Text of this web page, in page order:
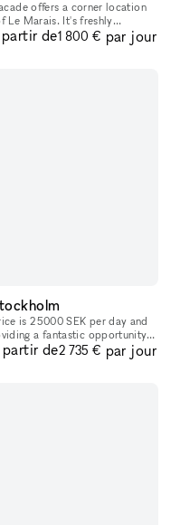
offers a corner location
Le Marais. It's freshly
146 sde1 800 € par jour
is 25000 SEK per day and
a fantastic opportunity
This adaptabl
partir de2 735 € par jour